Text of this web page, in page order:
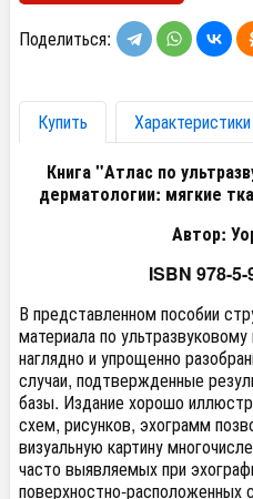
Поделиться:
Купить
Характеристики
Книга "Атлас по
дерматологии: мягкие
Автор:
ISBN 978-
В представленном пособии
материала по
наглядно и упрощенно
случаи, подтвержденные
базы. Издание хорошо
схем, рисунков, эхограмм
визуальную картину
часто выявляемых при
поверхностно-расположенных